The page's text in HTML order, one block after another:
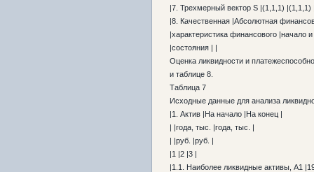
|7. Трехмерный вектор S |(1,1,1) |(1,1,1)
|8. Качественная |Абсолютная
|характеристика финансового |начало
|состояния | |
Оценка ликвидности и
и таблице 8.
Таблица 7
Исходные данные для анализа
|1. Актив |На начало |На конец |
| |года, тыс. |года, тыс. |
| |руб. |руб. |
|1 |2 |3 |
|1.1. Наиболее ликвидные активы, А1